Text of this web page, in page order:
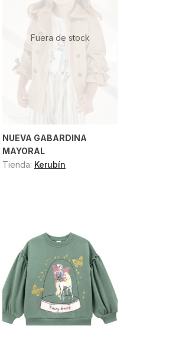
Fuera de stock
NUEVA GABARDINA
MAYORAL
Tienda: Kerubín